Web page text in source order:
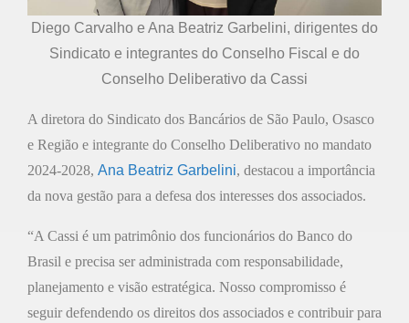
Diego Carvalho e Ana Beatriz Garbelini, dirigentes do
Sindicato e integrantes do Conselho Fiscal e do
Conselho Deliberativo da Cassi
A diretora do Sindicato dos Bancários de São Paulo, Osasco
e Região e integrante do Conselho Deliberativo no mandato
2024-2028, Ana Beatriz Garbelini, destacou a importância
da nova gestão para a defesa dos interesses dos associados.
“A Cassi é um patrimônio dos funcionários do Banco do
Brasil e precisa ser administrada com responsabilidade,
planejamento e visão estratégica. Nosso compromisso é
seguir defendendo os direitos dos associados e contribuir para